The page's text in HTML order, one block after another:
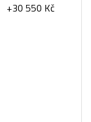
+30 550 Kč